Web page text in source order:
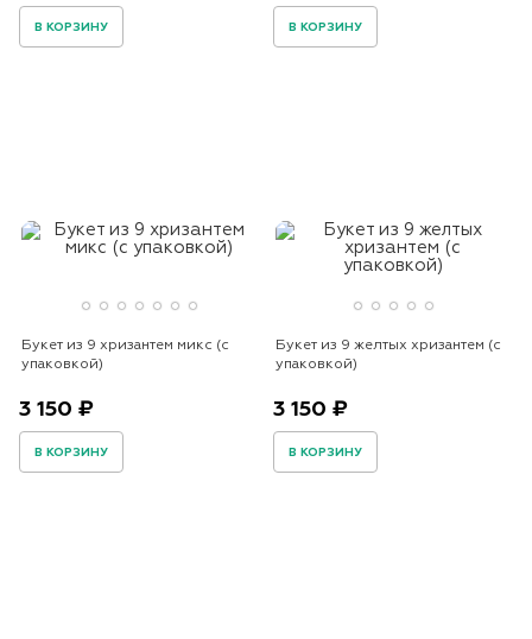
В КОРЗИНУ В КОРЗИНУ
Букет из 9 хризантем микс (с
упаковкой)
3 150 ₽
В КОРЗИНУ
Букет из 9 желтых хризантем (с
упаковкой)
3 150 ₽
В КОРЗИНУ